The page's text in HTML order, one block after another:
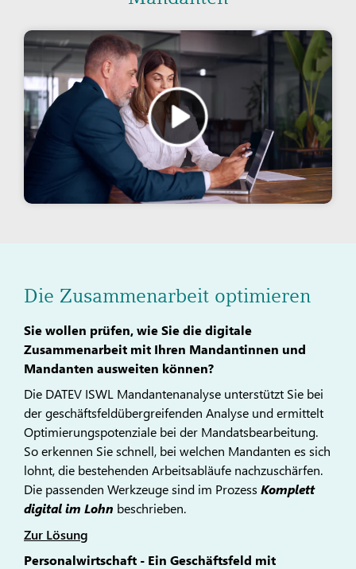
Die Zusammenarbeit optimieren
Sie wollen prüfen, wie Sie die digitale
Zusammenarbeit mit Ihren Mandantinnen und
Mandanten ausweiten können?
Die DATEV ISWL Mandantenanalyse unterstützt Sie bei
der geschäftsfeldübergreifenden Analyse und ermittelt
Optimierungspotenziale bei der Mandatsbearbeitung.
So erkennen Sie schnell, bei welchen Mandanten es sich
lohnt, die bestehenden Arbeitsabläufe nachzuschärfen.
Die passenden Werkzeuge sind im Prozess Komplett
digital im Lohn beschrieben.
Zur Lösung
Personalwirtschaft - Ein Geschäftsfeld mit